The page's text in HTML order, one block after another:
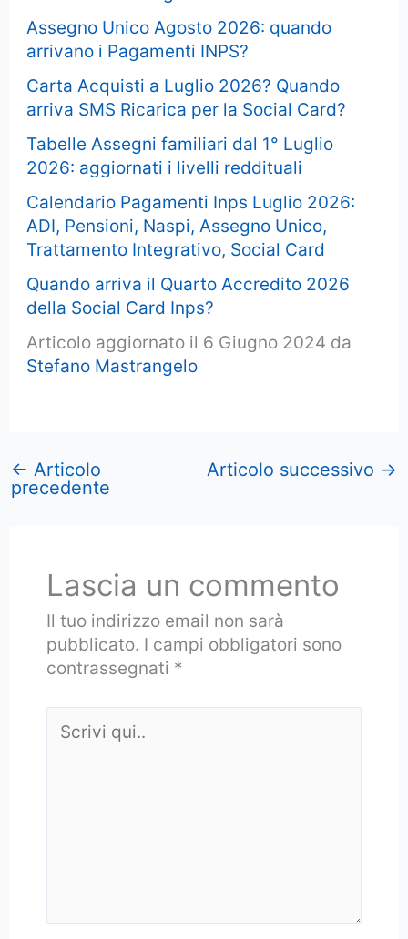
Assegno Unico Agosto 2026: quando
arrivano i Pagamenti INPS?
Carta Acquisti a Luglio 2026? Quando
arriva SMS Ricarica per la Social Card?
Tabelle Assegni familiari dal 1° Luglio
2026: aggiornati i livelli reddituali
Calendario Pagamenti Inps Luglio 2026:
ADI, Pensioni, Naspi, Assegno Unico,
Trattamento Integrativo, Social Card
Quando arriva il Quarto Accredito 2026
della Social Card Inps?
Articolo aggiornato il 6 Giugno 2024 da
Stefano Mastrangelo
← Articolo
precedente
Articolo successivo →
Lascia un commento
Il tuo indirizzo email non sarà
pubblicato. I campi obbligatori sono
contrassegnati *
qui..